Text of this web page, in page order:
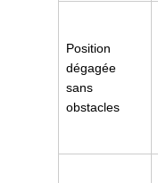
Position
dégagée
sans
obstacles